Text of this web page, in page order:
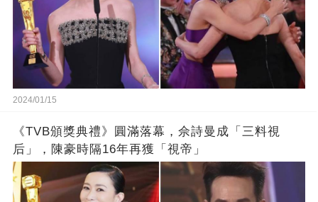
2024/01/15
《TVB頒獎典禮》圓滿落幕，佘詩曼成「三料視
后」，陳豪時隔16年再獲「視帝」